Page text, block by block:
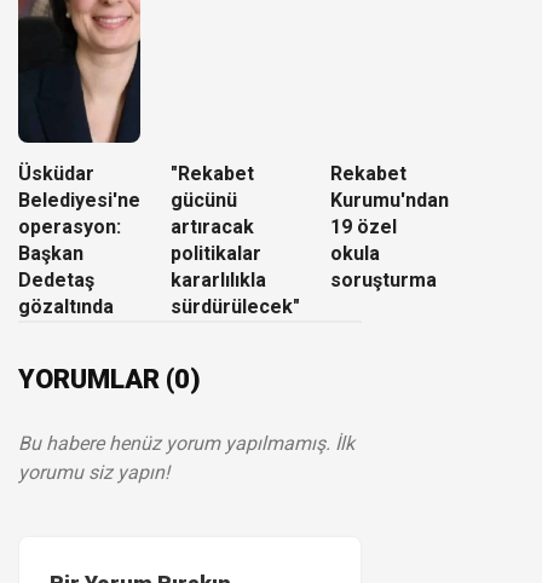
Üsküdar
Belediyesi'ne
operasyon:
Başkan
Dedetaş
gözaltında
"Rekabet
gücünü
artıracak
politikalar
kararlılıkla
sürdürülecek"
Rekabet
Kurumu'ndan
19 özel
okula
soruşturma
YORUMLAR (0)
Bu habere henüz yorum yapılmamış. İlk
yorumu siz yapın!